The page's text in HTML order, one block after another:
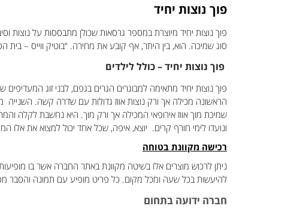
פוך נוצות יחיד
פוך נוצות יחיד מיוצרת במספר גרסאות שכולן מתבססות על נוצות
סוג שמיכה. הוא, בין היתר, אף קובע את מחירה. “בוטיק ווייס – בית
פוך נוצות יחיד – כולל לילדים
פוך נוצות יחיד מתאימה למבוגרים הגרים בגפם, לבני זוג המעדיפים
שמיכת מוך אווז אירופאי המכילה אך ורק מוך. היא נחשבת לקלה
ונועדו לימי חורף קרים. יוצא, איפה, שכל אחד יכול למצוא את אלו
רכישה מקוונת בטוחה
ניתן לרכוש מוצרים אלו בשיטה מקוונת באתר החברה אשר בו
להיעשות בכל שעה ומכל מקום. כל פריט מופיע עם תמונה והסבר
חברה ידועה בתחום